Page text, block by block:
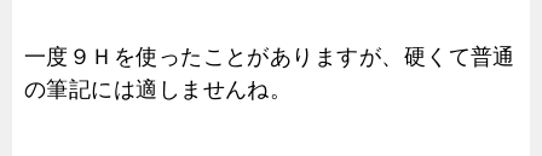
一度９Ｈを使ったことがありますが、硬くて普通
の筆記には適しませんね。